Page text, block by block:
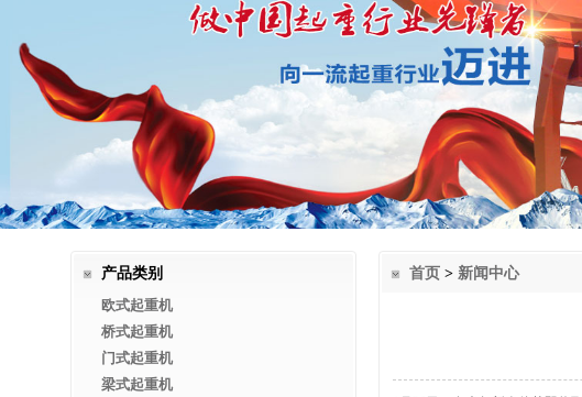
产品类别
欧式起重机
桥式起重机
门式起重机
梁式起重机
首页 > 新闻中心